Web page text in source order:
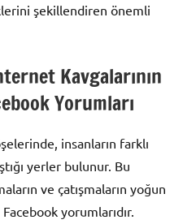
şekillendiren önemli
Kavgalarının
Yorumları
insanların farklı
yerler bulunur. Bu
ve çatışmaların yoğun
yorumlarıdır.